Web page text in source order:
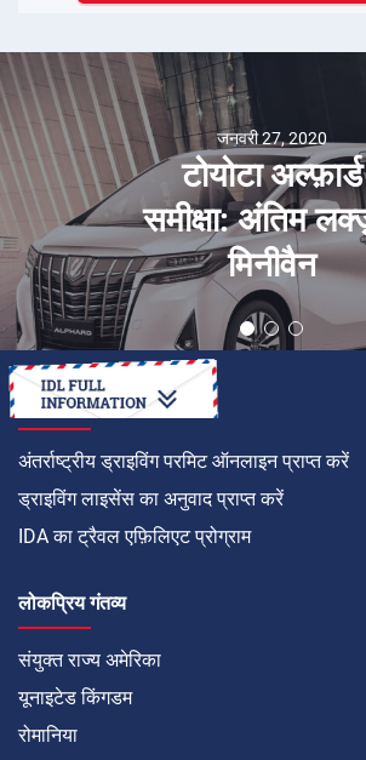
जनवरी 27, 2020
टोयोटा अल्फ़ार्ड
समीक्षा: अंतिम
मिनीवैन
कैसे करें
अंतर्राष्ट्रीय ड्राइविंग परमिट ऑनलाइन प्राप्त करें
ड्राइविंग लाइसेंस का अनुवाद प्राप्त करें
IDA का ट्रैवल एफ़िलिएट प्रोग्राम
लोकप्रिय गंतव्य
संयुक्त राज्य अमेरिका
यूनाइटेड किंगडम
रोमानिया